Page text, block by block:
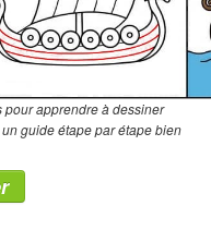
pour apprendre à dessiner
guide étape par étape bien